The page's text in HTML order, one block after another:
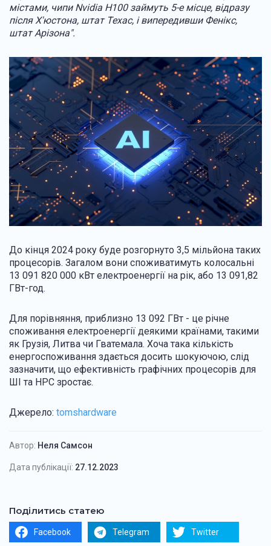
містами, чипи Nvidia H100 займуть 5-е місце, відразу
після Х'юстона, штат Техас, і випередивши Фенікс,
штат Арізона".
До кінця 2024 року буде розгорнуто 3,5 мільйона таких
процесорів. Загалом вони споживатимуть колосальні
13 091 820 000 кВт електроенергії на рік, або 13 091,82
ГВт-год.
Для порівняння, приблизно 13 092 ГВт - це річне
споживання електроенергії деякими країнами, такими
як Грузія, Литва чи Гватемала. Хоча така кількість
енергоспоживання здається досить шокуючою, слід
зазначити, що ефективність графічних процесорів для
ШІ та HPC зростає.
Джерело: tomshardware
Автор: Неля Самсон
Дата публікації: 27.12.2023
Поділитись статею
Facebook Telegram Twitter